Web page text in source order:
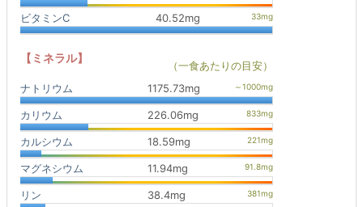
ビタミンC 40.52mg
【ミネラル】
（一食あたりの目安）
ナトリウム
1175.73mg
カリウム 226.06mg
カルシウム 18.59mg
マグネシウム 11.94mg
リン 38.4mg